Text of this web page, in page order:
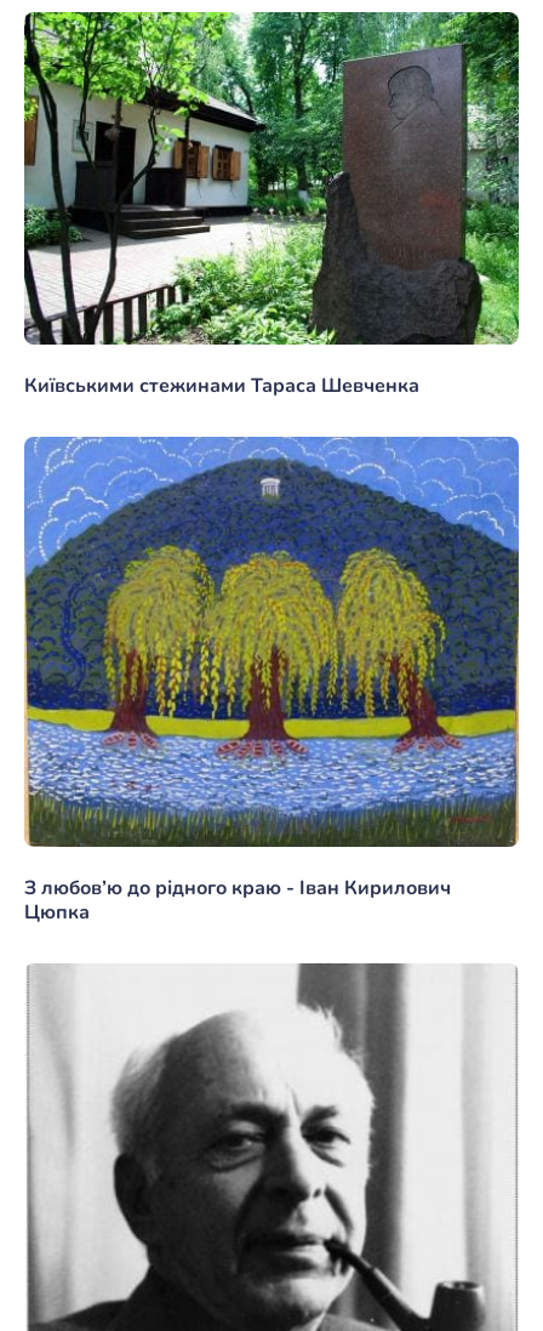
Київськими стежинами Тараса Шевченка
З любов’ю до рідного краю - Іван Кирилович
Цюпка